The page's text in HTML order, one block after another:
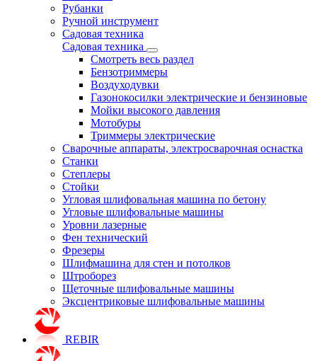
Рубанки
Ручной инструмент
Садовая техника
Садовая техника
Смотреть весь раздел
Бензотриммеры
Воздуходувки
Газонокосилки электрические и бензиновые
Мойки высокого давления
Мотобуры
Триммеры электрические
Сварочные аппараты, электросварочная оснастка
Станки
Степлеры
Стойки
Угловая шлифовальная машина по бетону
Угловые шлифовальные машины
Уровни лазерные
Фен технический
Фрезеры
Шлифмашина для стен и потолков
Штроборез
Щеточные шлифовальные машины
Эксцентриковые шлифовальные машины
REBIR